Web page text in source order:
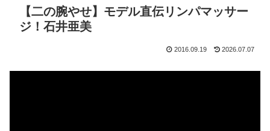
【二の腕やせ】モデル直伝リンパマッサー
ジ！石井亜美
2016.09.19 2026.07.07